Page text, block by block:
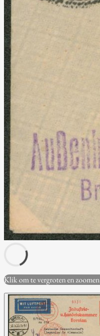
Klik om te vergroten en zoomen